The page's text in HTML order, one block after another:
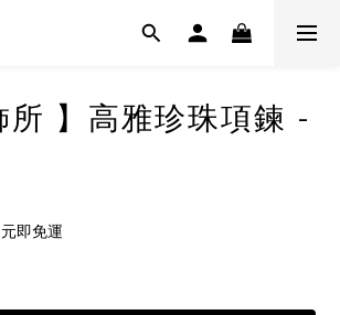
所 】高雅珍珠項鍊 -
即免運